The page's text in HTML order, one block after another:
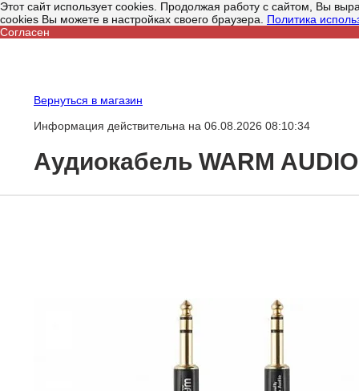
Этот сайт использует cookies. Продолжая работу с сайтом, Вы
cookies Вы можете в настройках своего браузера. Политика
Согласен
Вернуться в магазин
Информация действительна на 06.08.2026 08:10:34
Аудиокабель WARM